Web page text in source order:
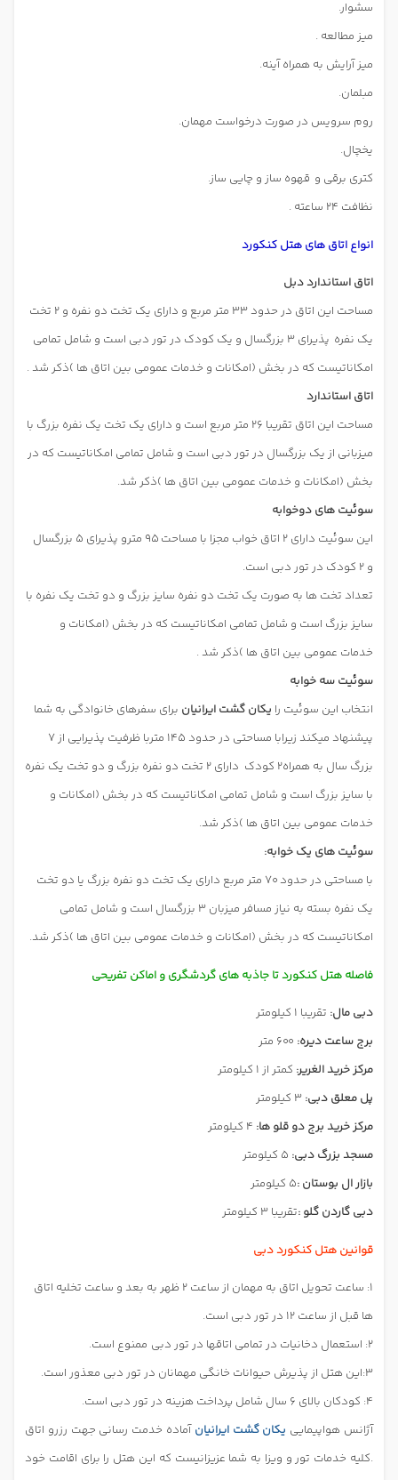
سشوار.
میز مطالعه .
میز آرایش به همراه آینه.
مبلمان.
روم سرویس در صورت درخواست مهمان.
یخچال.
کتری برقی و قهوه ساز و چایی ساز.
نظافت 24 ساعته .
انواع اتاق های هتل کنکورد
اتاق استاندارد دبل
مساحت این اتاق در حدود 33 متر مربع و دارای یک تخت دو نفره و 2 تخت
یک نفره
پذیرای 3 بزرگسال و یک کودک در تور دبی است و شامل تمامی
امکاناتیست که در بخش (امکانات و خدمات عمومی بین اتاق ها )ذکر شد .
اتاق استاندارد
مساحت این اتاق تقریبا 26 متر مربع است و دارای یک تخت یک نفره بزرگ با
میزبانی از یک بزرگسال در تور دبی است و شامل تمامی امکاناتیست که در
بخش (امکانات و خدمات عمومی بین اتاق ها )ذکر شد.
سوئیت های دوخوابه
این سوئیت دارای 2 اتاق خواب مجزا با مساحت 95 مترو پذیرای 5 بزرگسال
و 2 کودک در تور دبی است.
تعداد تخت ها به صورت یک تخت دو نفره سایز بزرگ و دو تخت یک نفره با
سایز بزرگ است و شامل تمامی امکاناتیست که در بخش (امکانات و
خدمات عمومی بین اتاق ها )ذکر شد .
سوئیت سه خوابه
انتخاب این سوئیت را یکان گشت ایرانیان برای سفرهای خانوادگی به شما
پیشنهاد میکند زیرابا مساحتی در حدود 145 متربا ظرفیت پذیرایی از 7
بزرگ سال به همراه2 کودک
دارای 2 تخت دو نفره بزرگ و دو تخت یک نفره
با سایز بزرگ است و شامل تمامی امکاناتیست که در بخش (امکانات و
خدمات عمومی بین اتاق ها )ذکر شد.
سوئیت های یک خوابه:
با مساحتی در حدود 70 متر مربع دارای یک تخت دو نفره بزرگ یا دو تخت
یک نفره بسته به نیاز مسافر میزبان 3 بزرگسال است و شامل تمامی
امکاناتیست که در بخش (امکانات و خدمات عمومی بین اتاق ها )ذکر شد.
فاصله هتل کنکورد تا جاذبه های گردشگری و اماکن تفریحی
دبی مال: تقریبا 1 کیلومتر
برج ساعت دیره: 600 متر
مرکز خرید الغریر: کمتر از 1 کیلومتر
پل معلق دبی:
مرکز خرید برج دو قلو ها:
مسجد بزرگ دبی: 5 کیلومتر
بازار ال بوستان :5 کیلومتر
دبی گاردن گلو :تقریبا 3 کیلومتر
قوانین هتل کنکورد دبی
1: ساعت تحویل اتاق به مهمان از ساعت 2 ظهر به بعد و ساعت تخلیه اتاق
ها قبل از ساعت 12 در تور دبی است.
2: استعمال دخانیات در تمامی اتاقها در تور دبی
ممنوع است.
3:این هتل از پذیرش حیوانات خانگی مهمانان در تور دبی معذور است.
4: کودکان بالای 6 سال شامل پرداخت هزینه در تور دبی است.
آژانس هواپیمایی یکان گشت ایرانیان آماده خدمت رسانی جهت رزرو اتاق
.کلیه خدمات تور و ویزا به شما عزیزانیست که این هتل را برای اقامت خود